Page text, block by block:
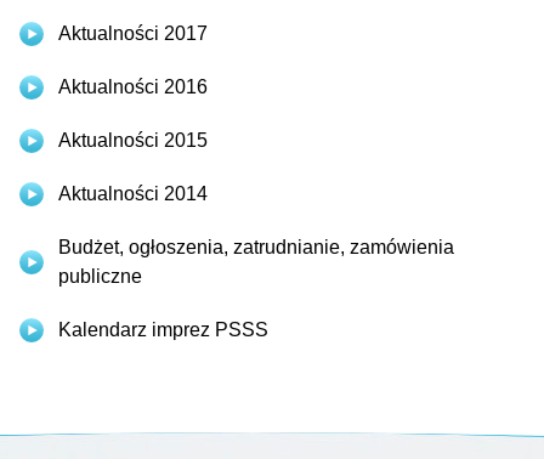
Aktualności 2017
Aktualności 2016
Aktualności 2015
Aktualności 2014
Budżet, ogłoszenia, zatrudnianie, zamówienia
publiczne
Kalendarz imprez PSSS